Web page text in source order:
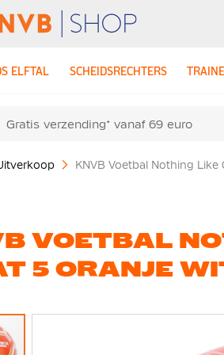
ELFTAL SCHEIDSRECHTERS
Gratis verzending* vanaf 69 euro
KNVB Voetbal Nothing Like
VOETBAL
5 ORANJE